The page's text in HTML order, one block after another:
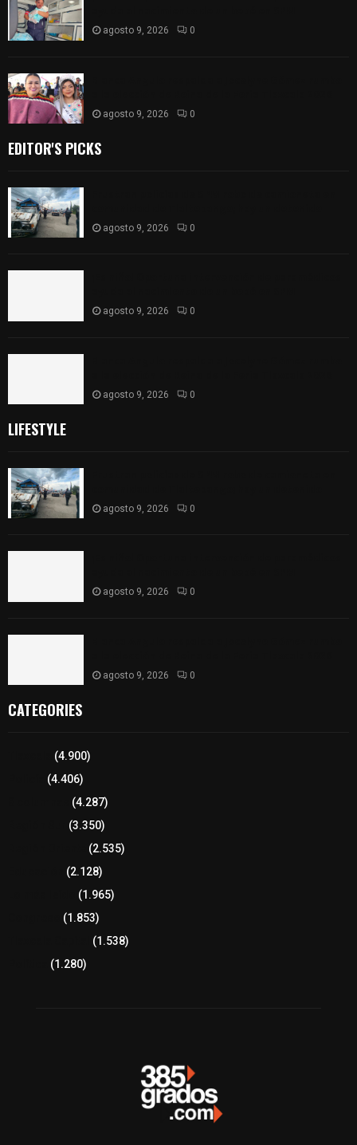
agosto 9, 2026 0
agosto 9, 2026 0
EDITOR'S PICKS
agosto 9, 2026 0
agosto 9, 2026 0
agosto 9, 2026 0
LIFESTYLE
agosto 9, 2026 0
agosto 9, 2026 0
agosto 9, 2026 0
CATEGORIES
(4.900)
(4.406)
(4.287)
(3.350)
(2.535)
(2.128)
(1.965)
(1.853)
(1.538)
(1.280)